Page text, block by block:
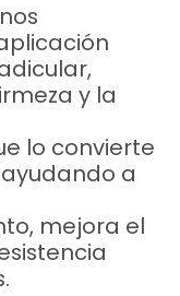
y la
lo convierte
a
mejora el